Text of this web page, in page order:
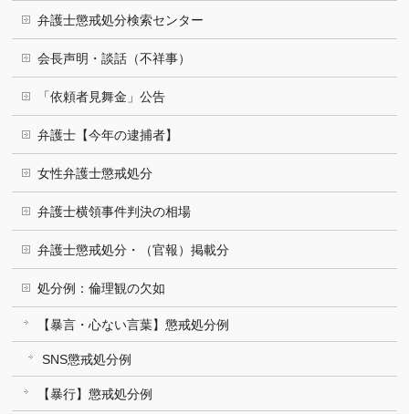
弁護士懲戒処分検索センター
会長声明・談話（不祥事）
「依頼者見舞金」公告
弁護士【今年の逮捕者】
女性弁護士懲戒処分
弁護士横領事件判決の相場
弁護士懲戒処分・（官報）掲載分
処分例：倫理観の欠如
【暴言・心ない言葉】懲戒処分例
SNS懲戒処分例
【暴行】懲戒処分例